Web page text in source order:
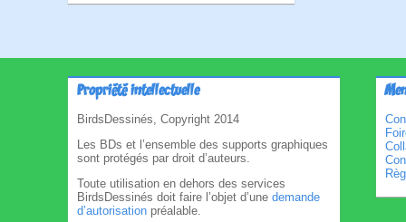
Propriété intellectuelle
BirdsDessinés, Copyright 2014
Les BDs et l’ensemble des supports graphiques
sont protégés par droit d’auteurs.
Toute utilisation en dehors des services
BirdsDessinés doit faire l’objet d’une demande
d’autorisation préalable.